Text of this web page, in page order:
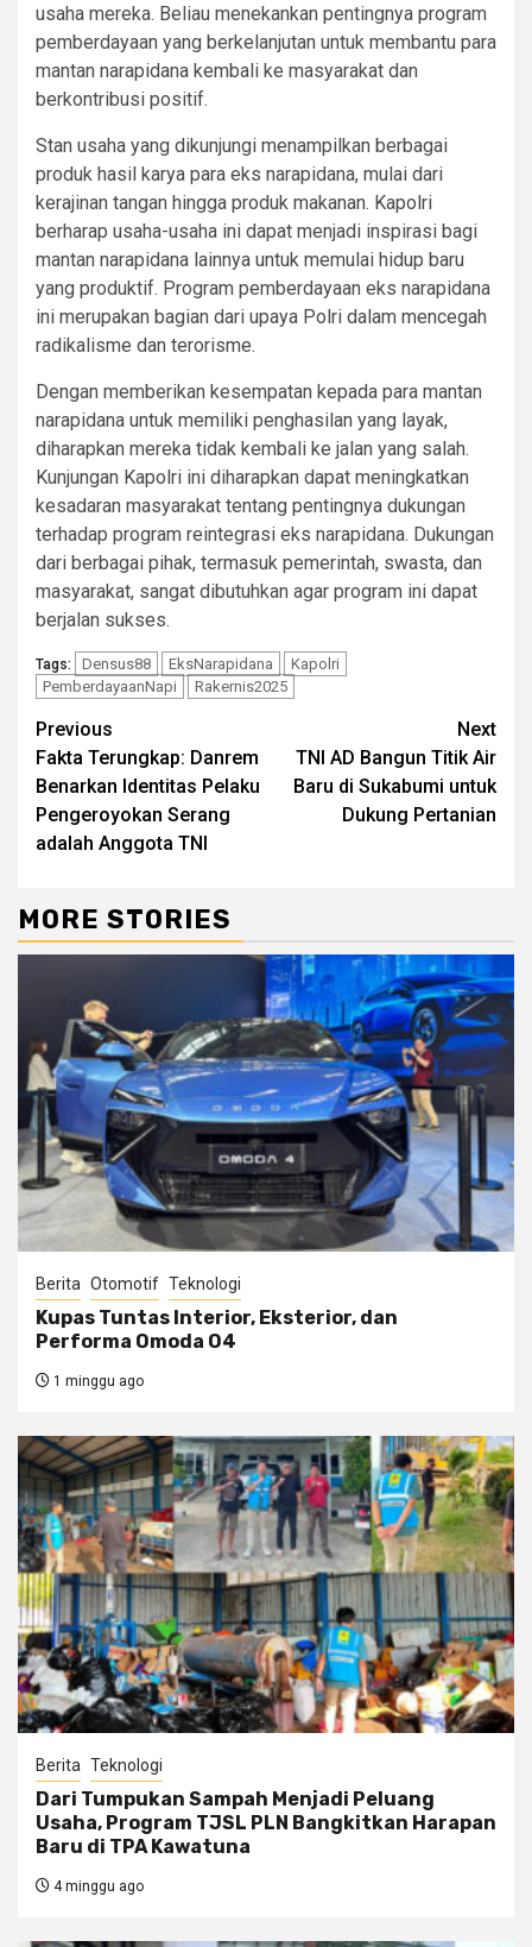
usaha mereka. Beliau menekankan pentingnya program
pemberdayaan yang berkelanjutan untuk membantu para
mantan narapidana kembali ke masyarakat dan
berkontribusi positif.
Stan usaha yang dikunjungi menampilkan berbagai
produk hasil karya para eks narapidana, mulai dari
kerajinan tangan hingga produk makanan. Kapolri
berharap usaha-usaha ini dapat menjadi inspirasi bagi
mantan narapidana lainnya untuk memulai hidup baru
yang produktif. Program pemberdayaan eks narapidana
ini merupakan bagian dari upaya Polri dalam mencegah
radikalisme dan terorisme.
Dengan memberikan kesempatan kepada para mantan
narapidana untuk memiliki penghasilan yang layak,
diharapkan mereka tidak kembali ke jalan yang salah.
Kunjungan Kapolri ini diharapkan dapat meningkatkan
kesadaran masyarakat tentang pentingnya dukungan
terhadap program reintegrasi eks narapidana. Dukungan
dari berbagai pihak, termasuk pemerintah, swasta, dan
masyarakat, sangat dibutuhkan agar program ini dapat
berjalan sukses.
Tags: Densus88 EksNarapidana
Kapolri
PemberdayaanNapi
Rakernis2025
Continue
Reading
Previous
Fakta Terungkap: Danrem
Benarkan Identitas Pelaku
Pengeroyokan Serang
adalah Anggota TNI
Next
TNI AD Bangun Titik Air
Baru di Sukabumi untuk
Dukung Pertanian
MORE STORIES
Berita Otomotif Teknologi
Kupas Tuntas Interior, Eksterior, dan
Performa Omoda O4
1 minggu ago
Berita Teknologi
Dari Tumpukan Sampah Menjadi Peluang
Usaha, Program TJSL PLN Bangkitkan Harapan
Baru di TPA Kawatuna
4 minggu ago